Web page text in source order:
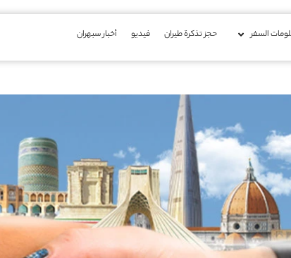
السفر حجز تذكرة طيران فیدیو أخبار سبهران